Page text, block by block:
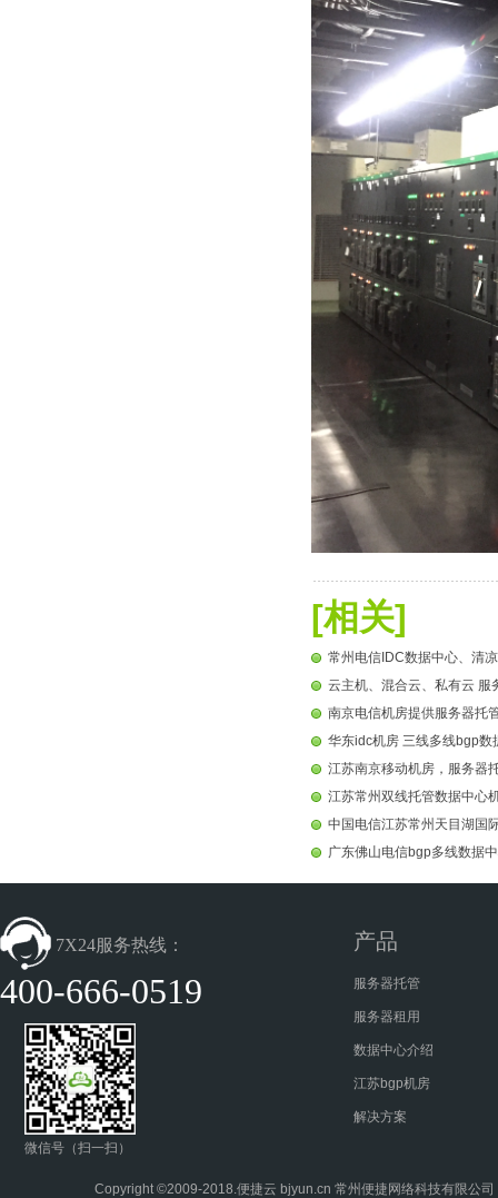
[相关]
常州电信IDC数据中心、清
云主机、混合云、私有云 服
南京电信机房提供服务器托
华东idc机房 三线多线bgp数
江苏南京移动机房，服务器
江苏常州双线托管数据中心
中国电信江苏常州天目湖国
广东佛山电信bgp多线数据
7X24服务热线：
400-666-0519
微信号（扫一扫）
产品
服务器托管
服务器租用
数据中心介绍
江苏bgp机房
解决方案
Copyright ©2009-2018.便捷云 bjyun.cn 常州便捷网络科技有限公